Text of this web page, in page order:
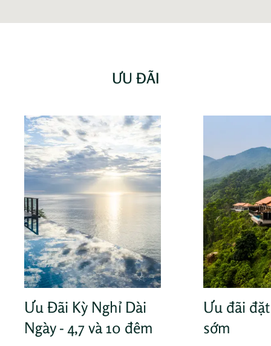
ƯU ĐÃI
Ưu Đãi Kỳ Nghỉ Dài
Ngày - 4,7 và 10 đêm
Ưu đãi
sớm